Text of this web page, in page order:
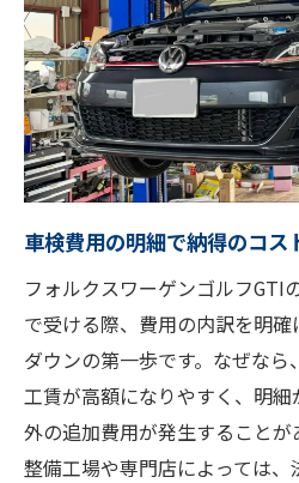
車検費用の明細で納得のコス
フォルクスワーゲンゴルフGTI
で受ける際、費用の内訳を明
ダウンの第一歩です。なぜな
工賃が高額になりやすく、明
外の追加費用が発生することが
整備工場や専門店によっては